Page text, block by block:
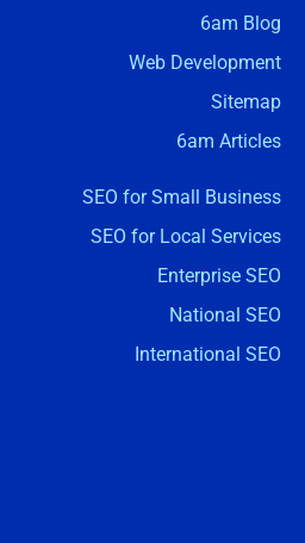
6am Blog
Web Development
Sitemap
6am Articles
SEO for Small Business
SEO for Local Services
Enterprise SEO
National SEO
International SEO